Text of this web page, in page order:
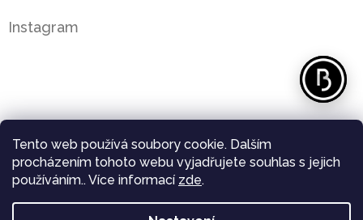
Tento web používá soubory cookie. Dalším
procházením tohoto webu vyjadřujete souhlas s jejich
používáním.. Více informací zde.
Instagram